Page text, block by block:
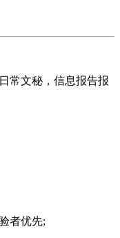
常文秘，信息报告报
者优先;